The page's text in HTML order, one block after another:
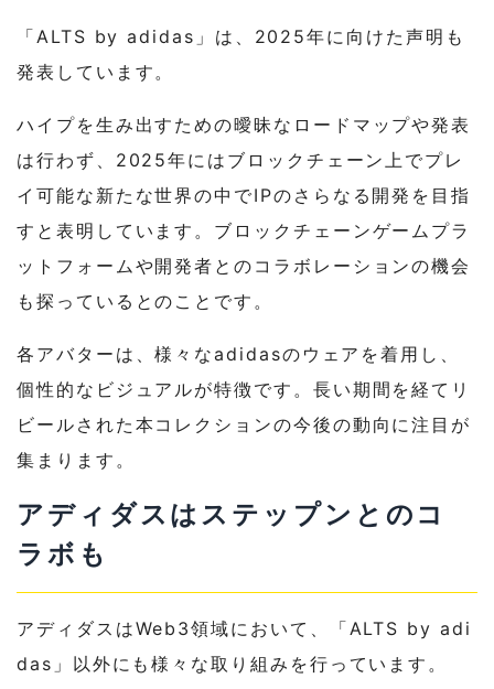
「ALTS by adidas」は、2025年に向けた声明も
発表しています。
ハイプを生み出すための曖昧なロードマップや発表
は行わず、2025年にはブロックチェーン上でプレ
イ可能な新たな世界の中でIPのさらなる開発を目指
すと表明しています。ブロックチェーンゲームプラ
ットフォームや開発者とのコラボレーションの機会
も探っているとのことです。
各アバターは、様々なadidasのウェアを着用し、
個性的なビジュアルが特徴です。長い期間を経てリ
ビールされた本コレクションの今後の動向に注目が
集まります。
アディダスはステップンとのコ
ラボも
アディダスはWeb3領域において、「ALTS by adi
das」以外にも様々な取り組みを行っています。